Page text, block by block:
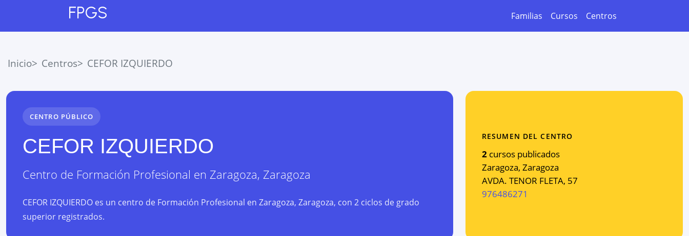
FPGS Familias Cursos Centros
Inicio Centros CEFOR IZQUIERDO
CENTRO PÚBLICO
CEFOR IZQUIERDO
Centro de Formación Profesional en Zaragoza, Zaragoza
CEFOR IZQUIERDO es un centro de Formación Profesional en Zaragoza, Zaragoza, con 2 ciclos de grado
superior registrados.
RESUMEN DEL CENTRO
2 cursos publicados
Zaragoza, Zaragoza
AVDA. TENOR FLETA, 57
976486271